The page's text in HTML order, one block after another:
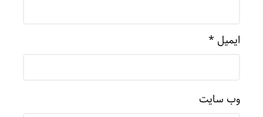
ایمیل *
وب‌ سایت